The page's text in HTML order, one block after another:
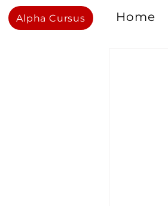
Alpha Cursus Home